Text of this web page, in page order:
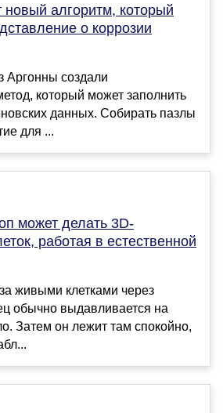
алгоритм, который
о коррозии
Аргонны создали
который может заполнить
данных. Собирать пазлы
для ...
может делать 3D-
работая в естественной
живыми клетками через
обычно выдавливается на
Затем он лежит там спокойно,